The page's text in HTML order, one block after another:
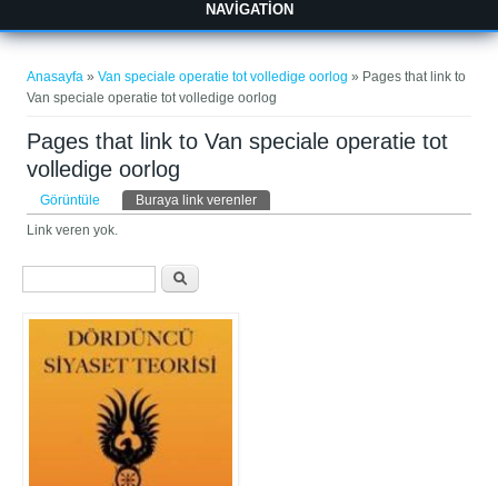
NAVIGATION
Anasayfa »Van speciale operatie tot volledige oorlog » Pages that link to
Van speciale operatie tot volledige oorlog
Pages that link to Van speciale operatie tot
volledige oorlog
Birincil sekmeler
Görüntüle Buraya link verenler
Link veren yok.
Arama formu